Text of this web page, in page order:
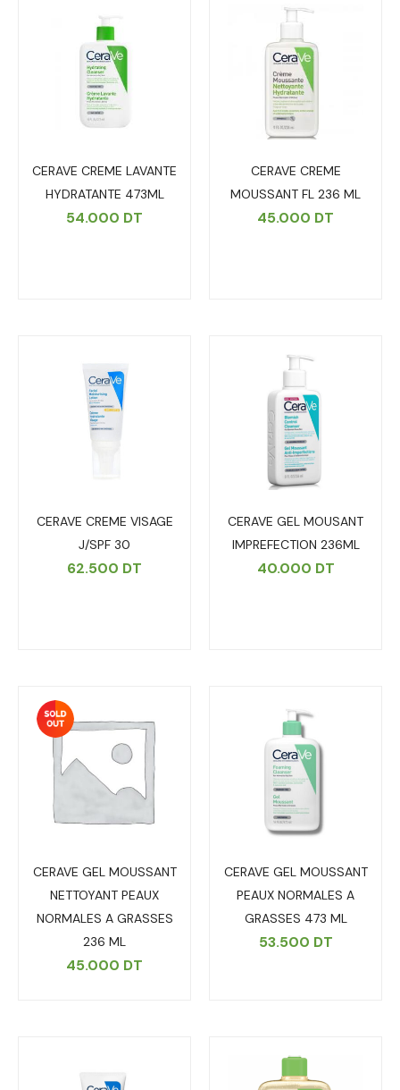
CERAVE CREME LAVANTE
HYDRATANTE 473ML
54.000 DT
CERAVE CREME
MOUSSANT FL 236 ML
45.000 DT
CERAVE CREME VISAGE
J/SPF 30
62.500 DT
CERAVE GEL MOUSANT
IMPREFECTION 236ML
40.000 DT
CERAVE GEL MOUSSANT
NETTOYANT PEAUX
NORMALES A GRASSES
236 ML
45.000 DT
CERAVE GEL MOUSSANT
PEAUX NORMALES A
GRASSES 473 ML
53.500 DT